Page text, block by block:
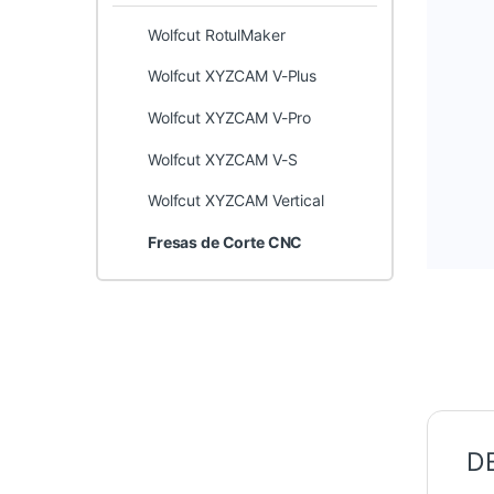
Wolfcut RotulMaker
Wolfcut XYZCAM V-Plus
Wolfcut XYZCAM V-Pro
Wolfcut XYZCAM V-S
Wolfcut XYZCAM Vertical
Fresas de Corte CNC